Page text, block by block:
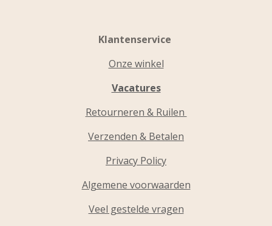
Klantenservice
Onze winkel
Vacatures
Retourneren & Ruilen
Verzenden & Betalen
Privacy Policy
Algemene voorwaarden
Veel gestelde vragen